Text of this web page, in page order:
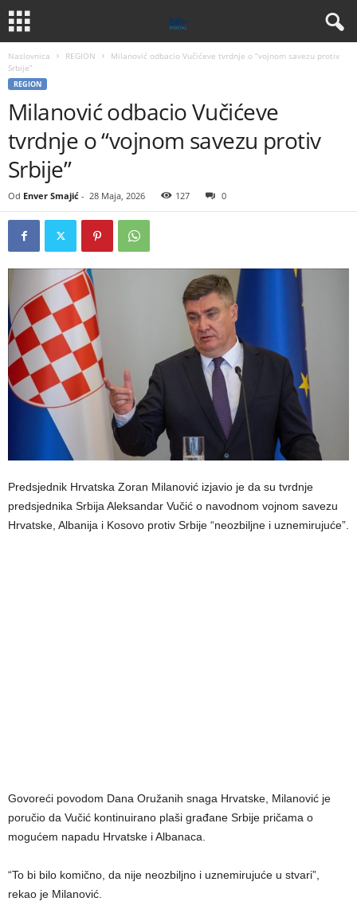
Naslovnica REGION
Milanović odbacio Vučićeve tvrdnje o “vojnom savezu protiv
Srbije”
REGION
Milanović odbacio Vučićeve
tvrdnje o “vojnom savezu protiv
Srbije”
Od Enver Smajić - 28 Maja, 2026 127 0
Predsjednik Hrvatska Zoran Milanović izjavio je da su tvrdnje
predsjednika Srbija Aleksandar Vučić o navodnom vojnom savezu
Hrvatske, Albanija i Kosovo protiv Srbije “neozbiljne i uznemirujuće”.
Govoreći povodom Dana Oružanih snaga Hrvatske, Milanović je
poručio da Vučić kontinuirano plaši građane Srbije pričama o
mogućem napadu Hrvatske i Albanaca.
“To bi bilo komično, da nije neozbiljno i uznemirujuće u stvari”,
rekao je Milanović.